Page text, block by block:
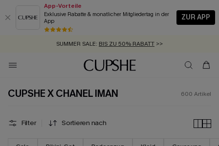
App-Vorteile
Exklusive Rabatte & monatlicher Mitgliedertag in der
App
ZUR APP
GRATIS MASSBAND MIT JEDEM SCHNELLVERSAND-ARTIKEL >>
SUMMER SALE:
ZUM NEWSLETTER:BIS ZU -20% EXTRA ERHALTEN
KOSTENLOSER VERSAND AB 89 €
CUPSHE X CHANEL IMAN 600 Artikel
Filter Sortieren nach